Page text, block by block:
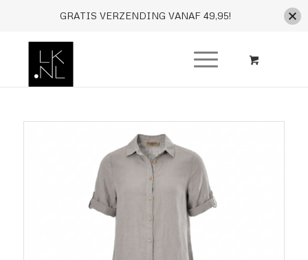
GRATIS VERZENDING VANAF 49,95!